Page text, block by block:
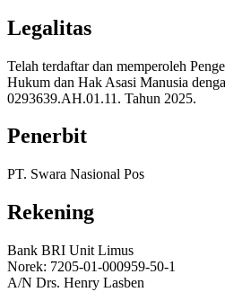
Legalitas
Telah terdaftar dan memperoleh
Hukum dan Hak Asasi Manusia
0293639.AH.01.11. Tahun 2025.
Penerbit
PT. Swara Nasional Pos
Rekening
Bank BRI Unit Limus
Norek: 7205-01-000959-50-1
A/N Drs. Henry Lasben